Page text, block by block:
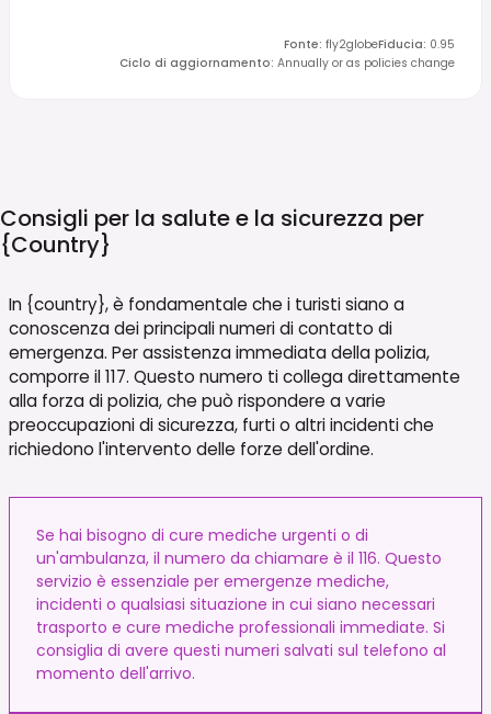
Fonte: fly2globeFiducia: 0.95
Ciclo di aggiornamento: Annually or as policies change
Consigli per la salute e la sicurezza per
{country}
In {country}, è fondamentale che i turisti siano a
conoscenza dei principali numeri di contatto di
emergenza. Per assistenza immediata della polizia,
comporre il 117. Questo numero ti collega direttamente
alla forza di polizia, che può rispondere a varie
preoccupazioni di sicurezza, furti o altri incidenti che
richiedono l'intervento delle forze dell'ordine.
Se hai bisogno di cure mediche urgenti o di
un'ambulanza, il numero da chiamare è il 116. Questo
servizio è essenziale per emergenze mediche,
incidenti o qualsiasi situazione in cui siano necessari
trasporto e cure mediche professionali immediate. Si
consiglia di avere questi numeri salvati sul telefono al
momento dell'arrivo.